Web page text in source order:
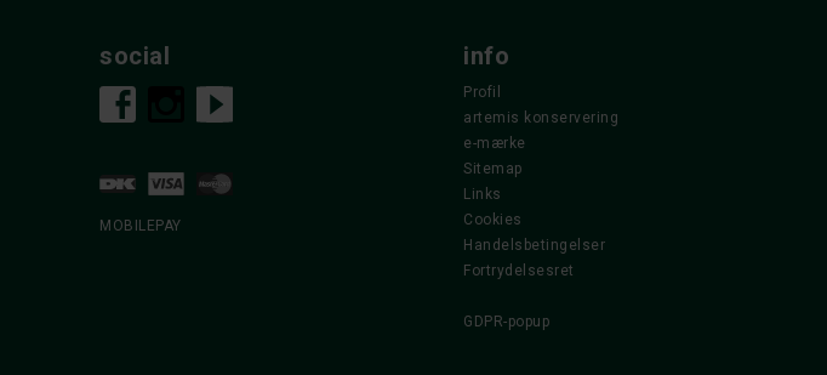
social
MOBILEPAY
info
Profil
artemis konservering
e-mærke
Sitemap
Links
Cookies
Handelsbetingelser
Fortrydelsesret
GDPR-popup